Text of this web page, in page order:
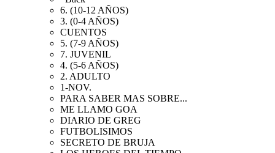
6. (10-12 AÑOS)
3. (0-4 AÑOS)
CUENTOS
5. (7-9 AÑOS)
7. JUVENIL
4. (5-6 AÑOS)
2. ADULTO
1-NOV.
PARA SABER MAS SOBRE...
ME LLAMO GOA
DIARIO DE GREG
FUTBOLISIMOS
SECRETO DE BRUJA